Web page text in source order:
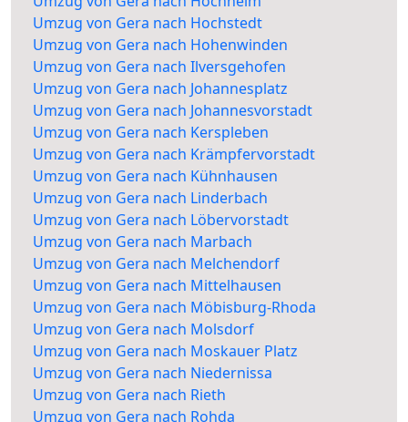
Umzug von Gera nach Hochstedt
Umzug von Gera nach Hohenwinden
Umzug von Gera nach Ilversgehofen
Umzug von Gera nach Johannesplatz
Umzug von Gera nach Johannesvorstadt
Umzug von Gera nach Kerspleben
Umzug von Gera nach Krämpfervorstadt
Umzug von Gera nach Kühnhausen
Umzug von Gera nach Linderbach
Umzug von Gera nach Löbervorstadt
Umzug von Gera nach Marbach
Umzug von Gera nach Melchendorf
Umzug von Gera nach Mittelhausen
Umzug von Gera nach Möbisburg-Rhoda
Umzug von Gera nach Molsdorf
Umzug von Gera nach Moskauer Platz
Umzug von Gera nach Niedernissa
Umzug von Gera nach Rieth
Umzug von Gera nach Rohda